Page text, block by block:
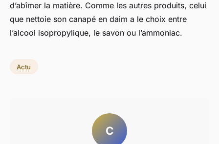
d’abîmer la matière. Comme les autres produits, celui
que nettoie son canapé en daim a le choix entre
l’alcool isopropylique, le savon ou l’ammoniac.
Actu
C